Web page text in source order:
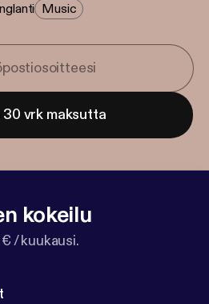
Music
30 vrk maksutta
kokeilu
/ kuukausi.